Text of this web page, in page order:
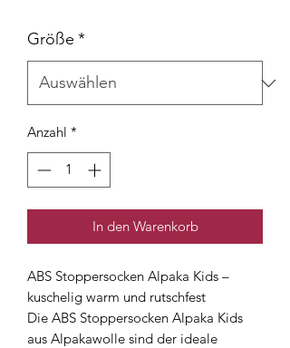
Größe *
Anzahl *
In den Warenkorb
ABS Stoppersocken Alpaka Kids –
kuschelig warm und rutschfest
Die ABS Stoppersocken Alpaka Kids
aus Alpakawolle sind der ideale